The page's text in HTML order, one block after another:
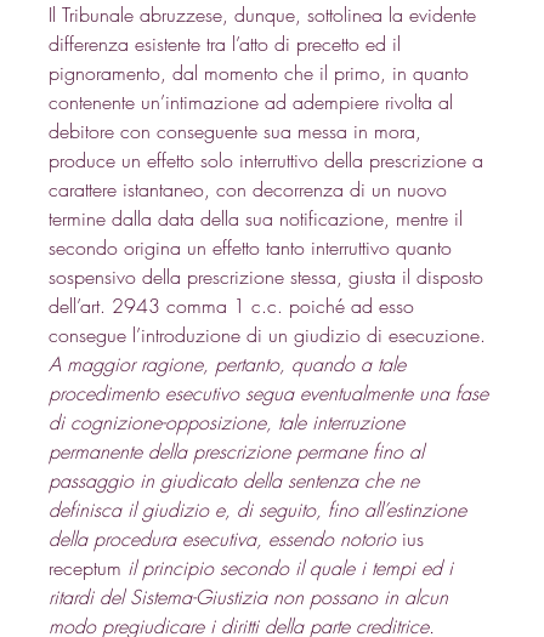
Il Tribunale abruzzese, dunque, sottolinea la evidente
differenza esistente tra l’atto di precetto ed il
pignoramento, dal momento che il primo, in quanto
contenente un’intimazione ad adempiere rivolta al
debitore con conseguente sua messa in mora,
produce un effetto solo interruttivo della prescrizione a
carattere istantaneo, con decorrenza di un nuovo
termine dalla data della sua notificazione, mentre il
secondo origina un effetto tanto interruttivo quanto
sospensivo della prescrizione stessa, giusta il disposto
dell’art. 2943 comma 1 c.c. poiché ad esso
consegue l’introduzione di un giudizio di esecuzione.
A maggior ragione, pertanto, quando a tale
procedimento esecutivo segua eventualmente una fase
di cognizione-opposizione, tale interruzione
permanente della prescrizione permane fino al
passaggio in giudicato della sentenza che ne
definisca il giudizio e, di seguito, fino all’estinzione
della procedura esecutiva, essendo notorio ius
receptum il principio secondo il quale i tempi ed i
ritardi del Sistema-Giustizia non possano in alcun
modo pregiudicare i diritti della parte creditrice.